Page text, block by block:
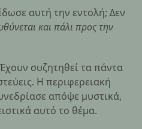
αυτή την εντολή; Δεν
και πάλι προς την
συζητηθεί τα πάντα
Η περιφερειακή
απόψε μυστικά,
αυτό το θέμα.